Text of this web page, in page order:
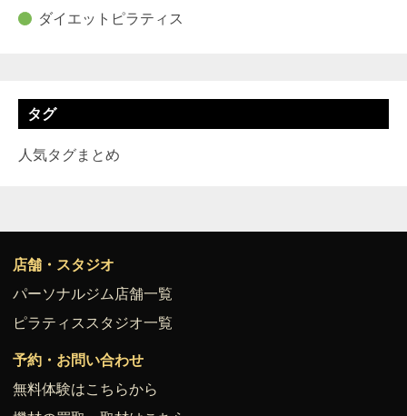
ダイエットピラティス
タグ
人気タグまとめ
店舗・スタジオ
パーソナルジム店舗一覧
ピラティススタジオ一覧
予約・お問い合わせ
無料体験はこちらから